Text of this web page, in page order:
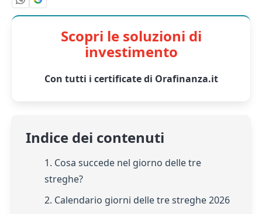
Scopri le soluzioni di
investimento
Con tutti i certificate di Orafinanza.it
Indice dei contenuti
1. Cosa succede nel giorno delle tre
streghe?
2. Calendario giorni delle tre streghe 2026